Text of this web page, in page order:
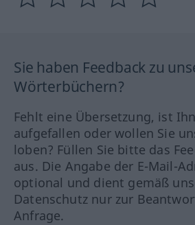
Sie haben Feedback zu
Wörterbüchern?
Fehlt eine Übersetzung, ist
aufgefallen oder wollen Sie
loben? Füllen Sie bitte das
aus. Die Angabe der E-Mail-
optional und dient gemäß
Datenschutz nur zur
Anfrage.